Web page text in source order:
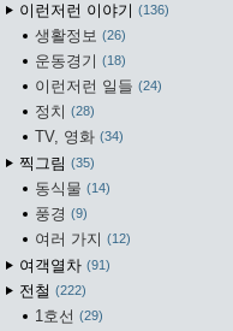
이런저런 이야기 136
생활정보 26
운동경기 18
이런저런 일들 24
정치 28
TV, 영화 34
찍그림 35
동식물 14
풍경 9
여러 가지 12
여객열차 91
전철 222
1호선 29